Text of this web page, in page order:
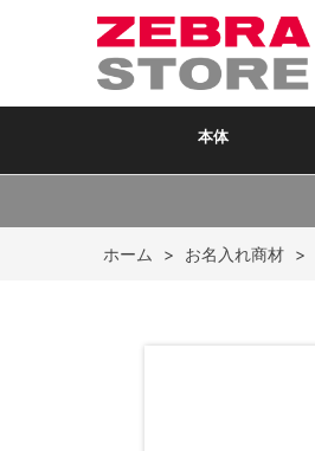
本体
ホーム > お名入れ商材 >